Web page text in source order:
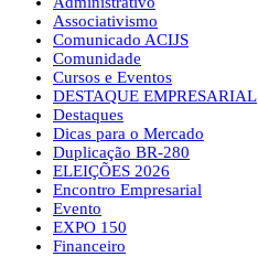
Associativismo
Comunicado ACIJS
Comunidade
Cursos e Eventos
DESTAQUE EMPRESARIAL
Destaques
Dicas para o Mercado
Duplicação BR-280
ELEIÇÕES 2026
Encontro Empresarial
Evento
EXPO 150
Financeiro